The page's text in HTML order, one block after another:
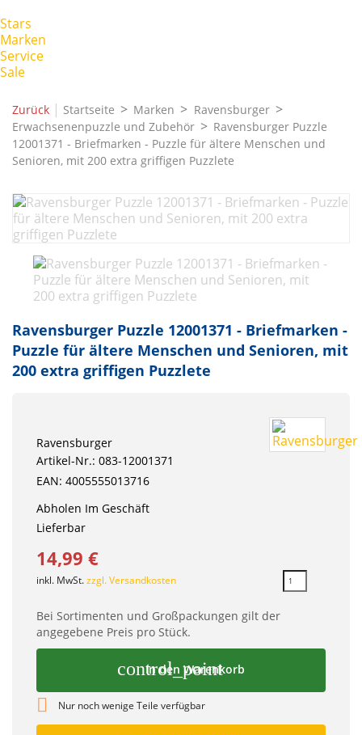
Stars
Marken
Service
Sale
Zurück | Startseite Marken
Ravensburger
Erwachsenenpuzzle und Zubehör
Ravensburger Puzzle
12001371 - Briefmarken - Puzzle für ältere Menschen und
Senioren, mit 200 extra griffigen Puzzlete
Ravensburger Puzzle 12001371 - Briefmarken -
Puzzle für ältere Menschen und Senioren, mit
200 extra griffigen Puzzlete
Ravensburger
Artikel-Nr.: 083-12001371
EAN: 4005555013716
Abholen Im Geschäft
Lieferbar
14,99 €
inkl. MwSt.zzgl. Versandkosten
Bei Sortimenten und Großpackungen gilt der
angegebene Preis pro Stück.
control_point
In den Warenkorb
 Nur noch wenige Teile verfügbar